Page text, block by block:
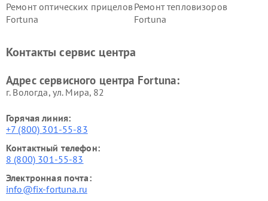
Ремонт оптических прицелов
Fortuna
Ремонт тепловизоров
Fortuna
Контакты сервис центра
Адрес сервисного центра Fortuna:
г. Вологда, ул. Мира, 82
Горячая линия:
+7 (800) 301-55-83
Контактный телефон:
8 (800) 301-55-83
Электронная почта:
info@fix-fortuna.ru